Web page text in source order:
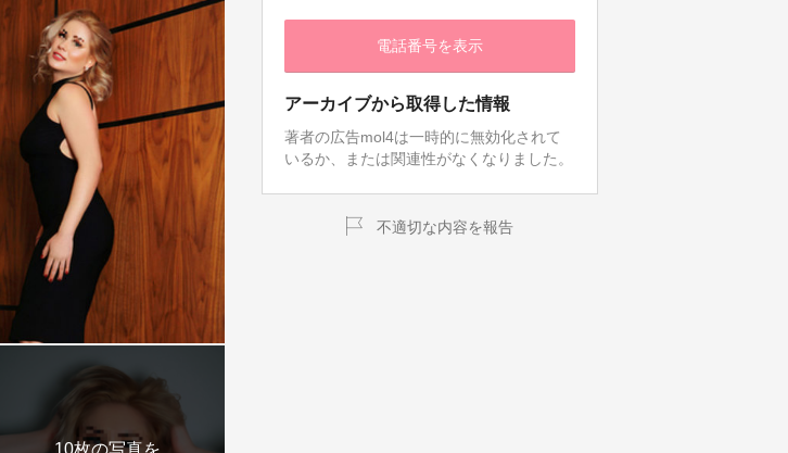
電話番号を表示
アーカイブから取得した情報
著者の広告mol4は一時的に無効化されて
いるか、または関連性がなくなりました。
不適切な内容を報告
10枚の写真を